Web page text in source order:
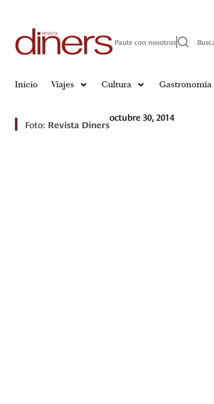
Paute con nosotros
Inicio Viajes Cultura Gastronomía
Foto: Revista Diners
octubre 30, 2014